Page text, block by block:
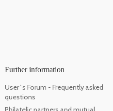
Further information
User`s Forum - Frequently asked
questions